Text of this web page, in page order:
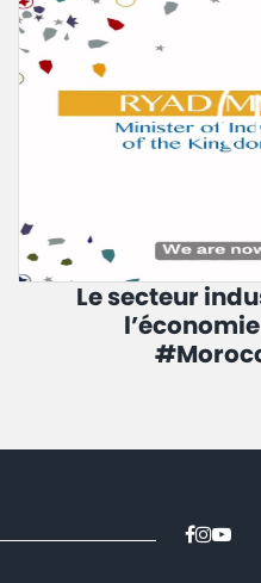
Le secteur